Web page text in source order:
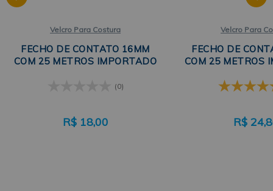
Velcro Para Costura
FECHO DE CONTATO 16MM
COM 25 METROS IMPORTADO
(0)
R$ 18,00
Velcro Para
FECHO DE
COM 25 METROS
R$